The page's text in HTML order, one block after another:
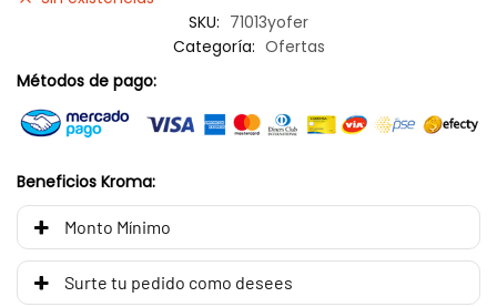
SKU: 71013yofer
Categoría: Ofertas
Métodos de pago:
Beneficios Kroma:
Monto Mínimo
Surte tu pedido como desees